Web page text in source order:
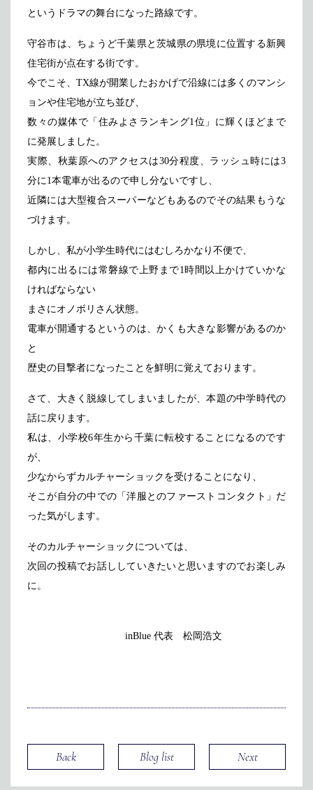
というドラマの舞台になった路線です。
守谷市は、ちょうど千葉県と茨城県の県境に位置する新興
住宅街が点在する街です。
今でこそ、TX線が開業したおかげで沿線には多くのマンシ
ョンや住宅地が立ち並び、
数々の媒体で「住みよさランキング1位」に輝くほどまで
に発展しました。
実際、秋葉原へのアクセスは30分程度、ラッシュ時には3
分に1本電車が出るので申し分ないですし、
近隣には大型複合スーパーなどもあるのでその結果もうな
づけます。
しかし、私が小学生時代にはむしろかなり不便で、
都内に出るには常磐線で上野まで1時間以上かけていかな
ければならない
まさにオノボリさん状態。
電車が開通するというのは、かくも大きな影響があるのか
と
歴史の目撃者になったことを鮮明に覚えております。
さて、大きく脱線してしまいましたが、本題の中学時代の
話に戻ります。
私は、小学校6年生から千葉に転校することになるのです
が、
少なからずカルチャーショックを受けることになり、
そこが自分の中での「洋服とのファーストコンタクト」だ
った気がします。
そのカルチャーショックについては、
次回の投稿でお話ししていきたいと思いますのでお楽しみ
に。
inBlue 代表 松岡浩文
Back Blog list Next